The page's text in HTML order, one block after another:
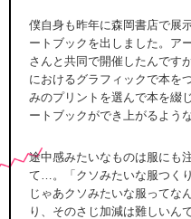
僕自身も昨年に森岡書店で展
ートブックを出しました。ア
さんと共同で開催したんです
におけるグラフィックで本を
みのプリントを選んで本を綴
ートブックができ上がるよう
途中感みたいなものは服にも
て…。「クソみたいな服つく
じゃあクソみたいな服ってな
り、そのさじ加減は難しいん